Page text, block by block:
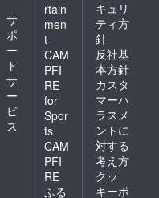
サ
ポ
ー
ト
サ
ー
ビ
ス
rtain
men
t
CAM
PFI
RE
for
Spor
ts
CAM
PFI
RE
ふる
キュリ
ティ方
針
反社基
本方針
カスタ
マーハ
ラスメ
ントに
対する
考え方
クッ
キーポ